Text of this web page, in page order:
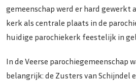
gemeenschap werd er hard gewerkt
kerk als centrale plaats in de
huidige parochiekerk feestelijk in
In de Veerse parochiegemeenschap
belangrijk: de Zusters van Schijndel